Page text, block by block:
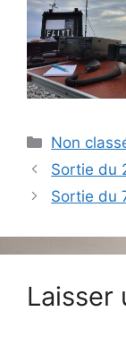
Non
Sortie du
Sortie du
Laisser